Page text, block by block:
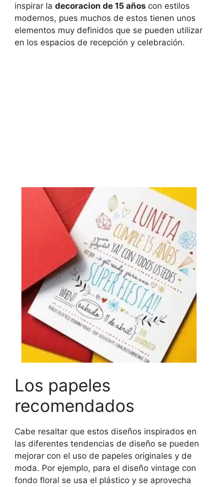
inspirar la decoracion de 15 años con estilos
modernos, pues muchos de estos tienen unos
elementos muy definidos que se pueden utilizar
en los espacios de recepción y celebración.
Los papeles
recomendados
Cabe resaltar que estos diseños inspirados en
las diferentes tendencias de diseño se pueden
mejorar con el uso de papeles originales y de
moda. Por ejemplo, para el diseño vintage con
fondo floral se usa el plástico y se aprovecha